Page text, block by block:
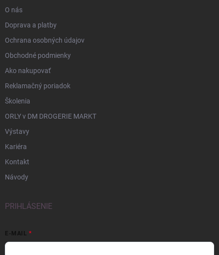
O nás
Doprava a platby
Ochrana osobných údajov
Obchodné podmienky
Ako nakupovať
Reklamačný poriadok
Školenia
ORLY v DM DROGERIE MARKT
Výstavy
Kariéra
Kontakt
Návody
PRIHLÁSENIE
E-MAIL